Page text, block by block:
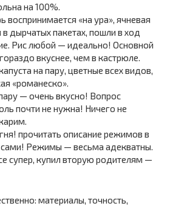
на 100%.
воспринимается «на ура», ячневая
дырчатых пакетах, пошли в ход
Рис любой — идеально! Основной
вкуснее, чем в кастрюле.
на пару, цветные всех видов,
«романеско».
— очень вкусно! Вопрос
почти не нужна! Ничего не
прочитать описание режимов в
сами! Режимы — весьма адекватны.
супер, купил вторую родителям —
материалы, точность,